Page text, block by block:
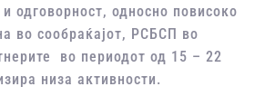
и одговорност, односно повисоко
во сообраќајот, РСБСП во
во периодот од 15 – 22
низа активности.